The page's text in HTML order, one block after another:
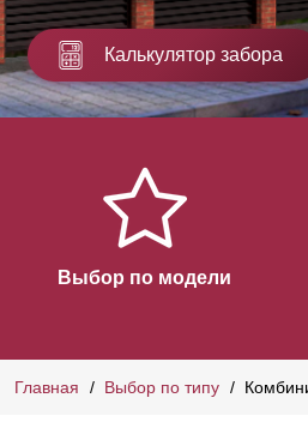
Калькулятор забора
Выбор по модели
Главная Выбор по типу